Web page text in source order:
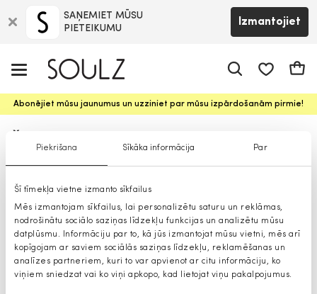
Piekrišana Sīkāka informācija Par
Šī tīmekļa vietne izmanto sīkfailus
Mēs izmantojam sīkfailus, lai personalizētu saturu un reklāmas,
nodrošinātu sociālo saziņas līdzekļu funkcijas un analizētu mūsu
datplūsmu. Informāciju par to, kā jūs izmantojat mūsu vietni, mēs arī
kopīgojam ar saviem sociālās saziņas līdzekļu, reklamēšanas un
analīzes partneriem, kuri to var apvienot ar citu informāciju, ko
viņiem sniedzat vai ko viņi apkopo, kad lietojat viņu pakalpojumus.
SAŅEMIET MŪSU
PIETEIKUMU
Izmantojiet
Abonējiet mūsu jaunumus un uzziniet par mūsu izpārdošanām pirmie!
Žaketes sievietēm